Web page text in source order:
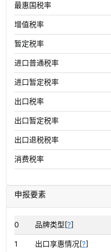
最惠国税率
增值税率
暂定税率
进口普通税率
进口暂定税率
出口税率
出口暂定税率
出口退税税率
消费税率
申报要素
0 品牌类型[?]
1 出口享惠情况[?]